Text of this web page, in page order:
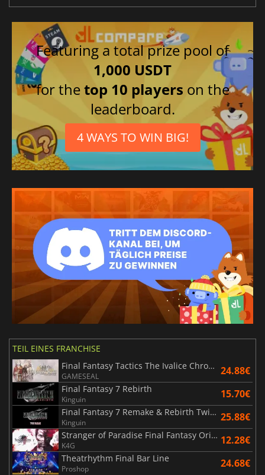
Featuring a total prize pool of
1,000 USDT
for thetop 10 players on the
leaderboard.
4 WAYS TO WIN BIG!
TEIL EINES FRANCHISE
Final Fantasy Tactics The Ivalice Chronicles
GAMESEAL 24.88€
Final Fantasy 7 Rebirth
Kinguin 15.70€
Final Fantasy 7 Remake & Rebirth Twin Pack
Kinguin 25.88€
Stranger of Paradise Final Fantasy Origin
K4G 12.28€
Theatrhythm Final Bar Line
Proshop 24.68€